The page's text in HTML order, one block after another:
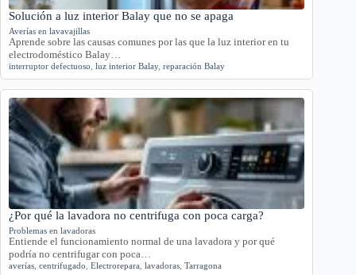
Solución a luz interior Balay que no se apaga
Averías en lavavajillas
Aprende sobre las causas comunes por las que la luz interior en tu
electrodoméstico Balay…
interruptor defectuoso luz interior Balay, reparación Balay
¿Por qué la lavadora no centrifuga con poca carga?
Problemas en lavadoras
Entiende el funcionamiento normal de una lavadora y por qué
podría no centrifugar con poca…
averías centrifugado Electrorepara lavadoras Tarragona